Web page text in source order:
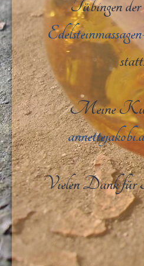
Tübingen
Meine
Vielen Dank für